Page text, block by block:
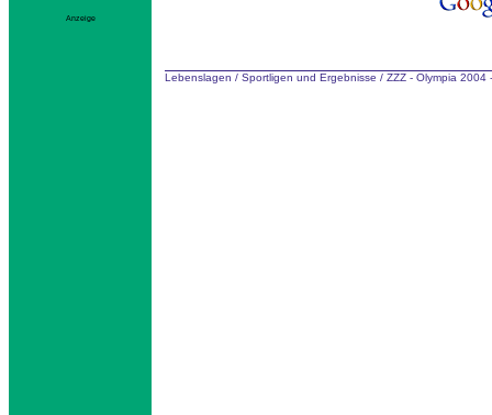
Anzeige
Lebenslagen / Sportligen und Ergebnisse / ZZZ - Olympia 2004